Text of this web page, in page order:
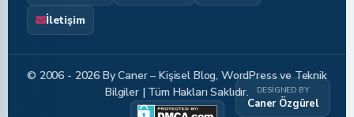
İletişim
© 2006 - 2026 By Caner – Kişisel Blog, WordPress ve Teknik
Bilgiler | Tüm Hakları Saklıdır.
DESIGNED BY
Caner Özgürel